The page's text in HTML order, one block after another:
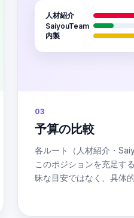
人材紹介
SaiyouTeam
内製
03
予算の比較
各ルート（人材紹介・
このポジションを充足す
昧な目安ではなく、具体